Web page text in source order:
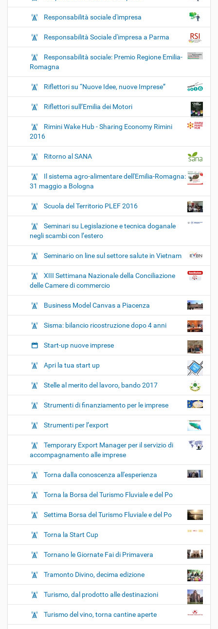
Responsabilità sociale d'impresa
Responsabilità Sociale d'impresa a Parma
Responsabilità sociale: Premio Regione Emilia-
Romagna
Riflettori su “Nuove Idee, nuove Imprese”
Riflettori sull’Emilia dei Motori
Rimini Wake Hub - Sharing Economy Rimini
2016
Ritorno al SANA
Il sistema agro-alimentare dell'Emilia-Romagna:
31 maggio a Bologna
Scuola del Territorio PLEF 2016
Seminari su Legislazione e tecnica doganale
negli scambi con l’estero
Seminario on line sul settore salute in Vietnam
XIII Settimana Nazionale della Conciliazione
delle Camere di commercio
Business Model Canvas a Piacenza
Sisma: bilancio ricostruzione dopo 4 anni
Start-up nuove imprese
Apri la tua start up
Stelle al merito del lavoro, bando 2017
Strumenti di finanziamento per le imprese
Strumenti per l’export
Temporary Export Manager per il servizio di
accompagnamento alle imprese
Torna dalla conoscenza all'esperienza
Torna la Borsa del Turismo Fluviale e del Po
Settima Borsa del Turismo Fluviale e del Po
Torna la Start Cup
Tornano le Giornate Fai di Primavera
Tramonto Divino, decima edizione
Turismo, dal prodotto alle destinazioni
Turismo del vino, torna cantine aperte